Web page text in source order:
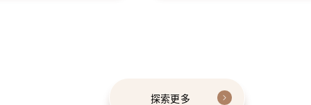
探索更多